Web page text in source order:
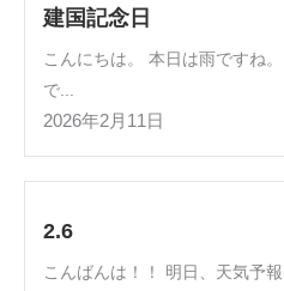
建国記念日
こんにちは。 本日は雨ですね
で...
2026年2月11日
2.6
こんばんは！！ 明日、天気予